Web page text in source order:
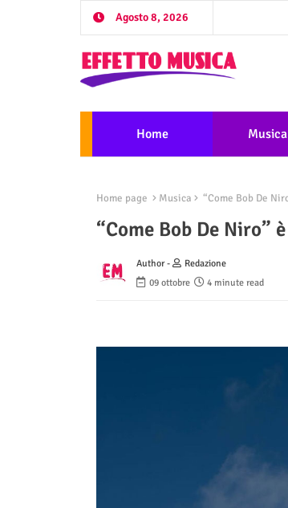
Agosto 8, 2026
Home Musica
Home page Musica “Come Bob De
“Come Bob De Niro”
Author -
Redazione
09 ottobre
4 minute read